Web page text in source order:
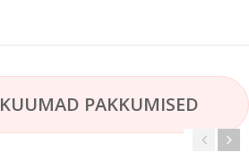
KUUMAD PAKKUMISED